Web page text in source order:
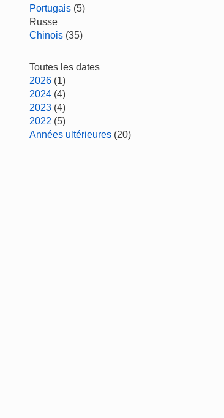
Portugais (5)
Russe
Chinois (35)
Toutes les dates
2026 (1)
2024 (4)
2023 (4)
2022 (5)
Années ultérieures (20)